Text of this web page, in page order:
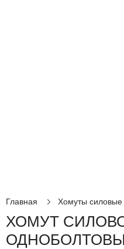
Главная Хомуты силовые
ХОМУТ